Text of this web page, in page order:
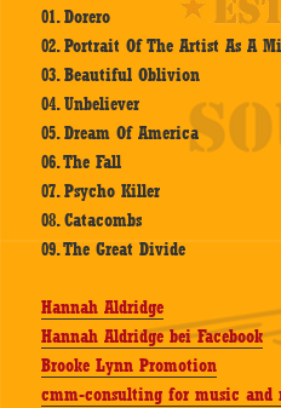
01. Dorero
02. Portrait Of The Artist As A
03. Beautiful Oblivion
04. Unbeliever
05. Dream Of America
06. The Fall
07. Psycho Killer
08. Catacombs
09. The Great Divide
Hannah Aldridge
Hannah Aldridge bei Facebook
Brooke Lynn Promotion
cmm-consulting for music and